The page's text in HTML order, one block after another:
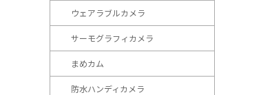
ウェアラブルカメラ
サーモグラフィカメラ
まめカム
防水ハンディカメラ